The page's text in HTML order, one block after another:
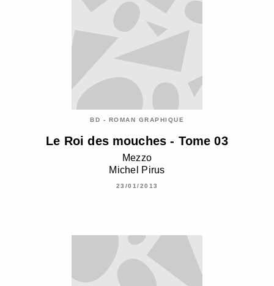
BD - ROMAN GRAPHIQUE
Le Roi des mouches - Tome 03
Mezzo
Michel Pirus
23/01/2013